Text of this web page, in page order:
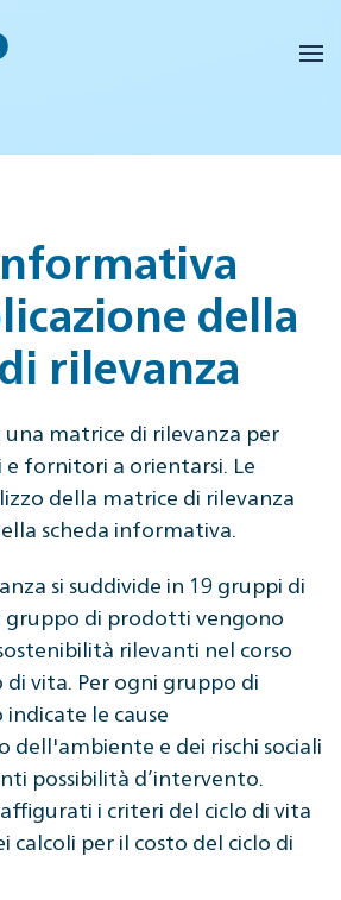
della
rilevanza
matrice di rilevanza per
fornitori a orientarsi. Le
della matrice di rilevanza
scheda informativa.
si suddivide in 19 gruppi di
gruppo di prodotti vengono
rilevanti nel corso
vita. Per ogni gruppo di
le cause
e dei rischi sociali
possibilità d’intervento.
i criteri del ciclo di vita
calcoli per il costo del ciclo di